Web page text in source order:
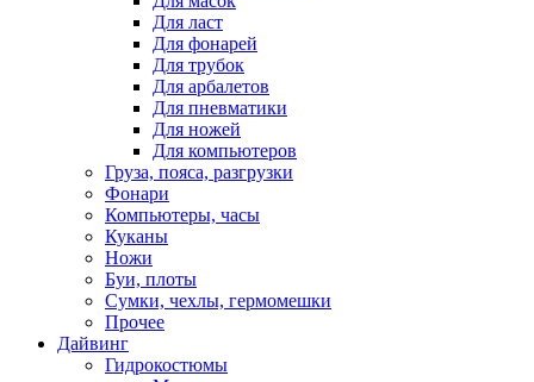
Для ласт
Для фонарей
Для трубок
Для арбалетов
Для пневматики
Для ножей
Для компьютеров
Груза, пояса, разгрузки
Фонари
Компьютеры, часы
Куканы
Ножи
Буи, плоты
Сумки, чехлы, гермомешки
Прочее
Дайвинг
Гидрокостюмы